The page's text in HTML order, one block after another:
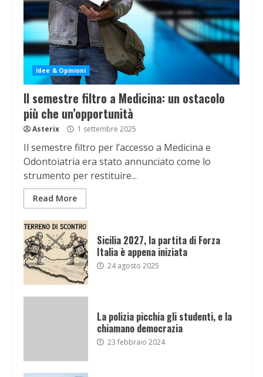
Idee & Opinioni
Il semestre filtro a Medicina: un ostacolo
più che un’opportunità
Asterix 1 settembre 2025
Il semestre filtro per l’accesso a Medicina e
Odontoiatria era stato annunciato come lo
strumento per restituire...
Read More
Sicilia 2027, la partita di Forza
Italia è appena iniziata
24 agosto 2025
La polizia picchia gli studenti, e la
chiamano democrazia
23 febbraio 2024